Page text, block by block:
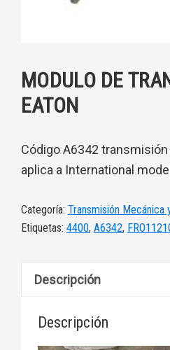
MODULO DE
EATON
Código A6342
aplica a International
Categoría: Transmisión Mecánica
Etiquetas: 4400, A6342,
Descripción
Descripción